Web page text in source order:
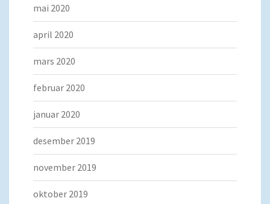
mai 2020
april 2020
mars 2020
februar 2020
januar 2020
desember 2019
november 2019
oktober 2019